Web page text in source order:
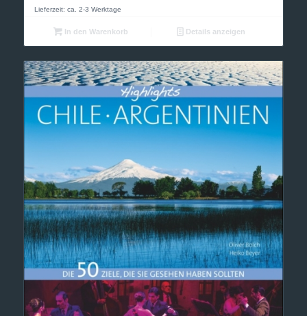
Lieferzeit: ca. 2-3 Werktage
In den Warenkorb Details anzeigen